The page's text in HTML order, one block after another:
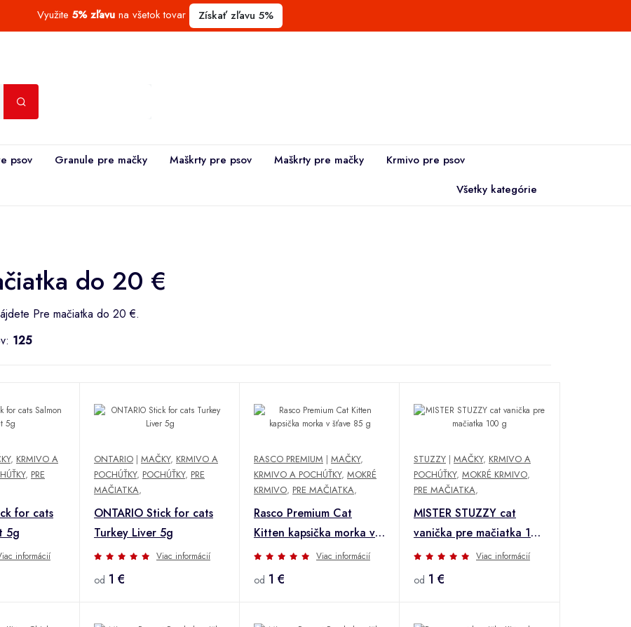
Využite 5% zľavu na všetok tovar Získať zľavu 5%
psov Granule pre mačky Maškrty pre psov Maškrty pre mačky
Krmivo pre psov
Všetky kategórie
do 20 €
Pre mačiatka do 20 €.
125
, KRMIVO A
, PRE
for cats
5g
informácií
ONTARIO | MAČKY, KRMIVO A
POCHÚŤKY, POCHÚŤKY, PRE
MAČIATKA,
ONTARIO Stick for cats
Turkey Liver 5g
Viac informácií
od 1 €
RASCO PREMIUM | MAČKY,
KRMIVO A POCHÚŤKY, MOKRÉ
KRMIVO, PRE MAČIATKA,
Rasco Premium Cat
Kitten kapsička morka v
šťave 85 g
Viac informácií
od 1 €
STUZZY | MAČKY, KRMIVO A
POCHÚŤKY, MOKRÉ KRMIVO,
PRE MAČIATKA,
MISTER STUZZY cat
vanička pre mačiatka 100
g
Viac informácií
od 1 €